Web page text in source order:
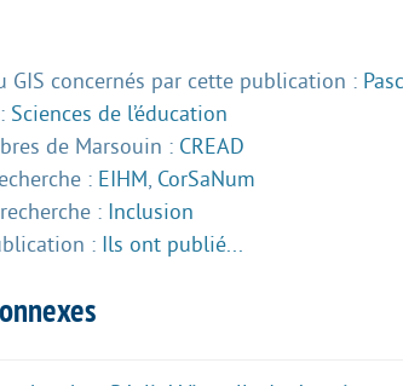
GIS concernés par cette publication :
Sciences de l’éducation
de Marsouin : CREAD
: EIHM, CorSaNum
: Inclusion
: Ils ont publié...